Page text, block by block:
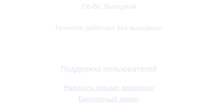
Сб-Вс: Выходной
Технолог работает без выходных!
Поддержка пользователей
Написать письмо директору
Бесплатный замер